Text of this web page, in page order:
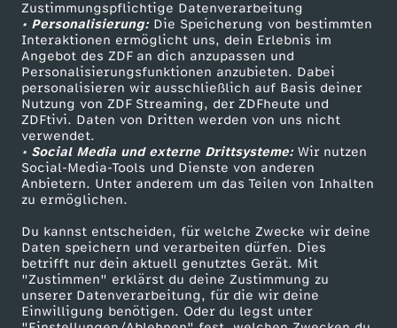
Zustimmungspflichtige Datenverarbeitung
• Personalisierung:Die Speicherung von bestimmten
Interaktionen ermöglicht uns, dein Erlebnis im
Angebot des ZDF an dich anzupassen und
Personalisierungsfunktionen anzubieten. Dabei
personalisieren wir ausschließlich auf Basis deiner
Nutzung von ZDF Streaming, der ZDFheute und
ZDFtivi. Daten von Dritten werden von uns nicht
verwendet.
• Social Media und externe Drittsysteme:Wir nutzen
Social-Media-Tools und Dienste von anderen
Anbietern. Unter anderem um das Teilen von Inhalten
zu ermöglichen.
Du kannst entscheiden, für welche Zwecke wir deine
Daten speichern und verarbeiten dürfen. Dies
betrifft nur dein aktuell genutztes Gerät. Mit
"Zustimmen" erklärst du deine Zustimmung zu
unserer Datenverarbeitung, für die wir deine
Einwilligung benötigen. Oder du legst unter
Livestreams
Sendungen A-Z
TV-Programm
Zuschauerservice
Hilfe
ZDF Unternehmen
Karriere
ZDF goes Schule
Werbefernsehen
Mainzelmännchen